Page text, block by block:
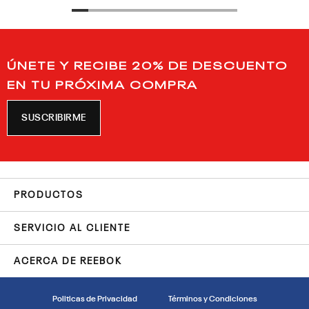
ÚNETE Y RECIBE 20% DE DESCUENTO
EN TU PRÓXIMA COMPRA
SUSCRIBIRME
PRODUCTOS
SERVICIO AL CLIENTE
ACERCA DE REEBOK
Politicas de Privacidad Términos y Condiciones